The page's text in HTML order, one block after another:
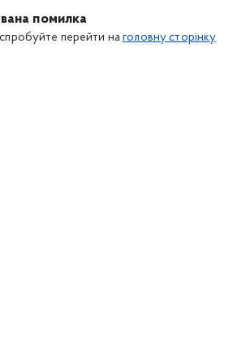
помилка
перейти наголовну сторінку